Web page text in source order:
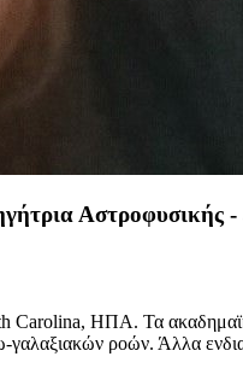
Αστροφυσικής -
ΗΠΑ. Τα
ροών. Άλλα